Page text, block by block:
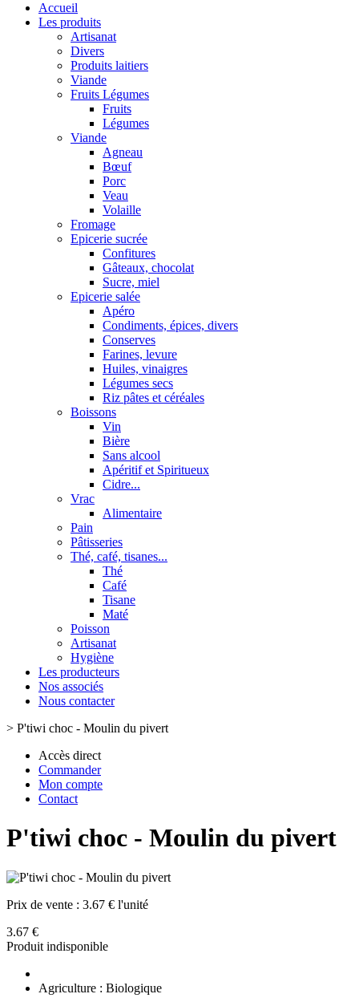
Accueil
Les produits
Artisanat
Divers
Produits laitiers
Viande
Fruits Légumes
Fruits
Légumes
Viande
Agneau
Bœuf
Porc
Veau
Volaille
Fromage
Epicerie sucrée
Confitures
Gâteaux, chocolat
Sucre, miel
Epicerie salée
Apéro
Condiments, épices, divers
Conserves
Farines, levure
Huiles, vinaigres
Légumes secs
Riz pâtes et céréales
Boissons
Vin
Bière
Sans alcool
Apéritif et Spiritueux
Cidre...
Vrac
Alimentaire
Pain
Pâtisseries
Thé, café, tisanes...
Thé
Café
Tisane
Maté
Poisson
Artisanat
Hygiène
Les producteurs
Nos associés
Nous contacter
> P'tiwi choc - Moulin du pivert
Accès direct
Commander
Mon compte
Contact
P'tiwi choc - Moulin du pivert
Prix de vente : 3.67 € l'unité
3.67 €
Produit indisponible
Agriculture : Biologique